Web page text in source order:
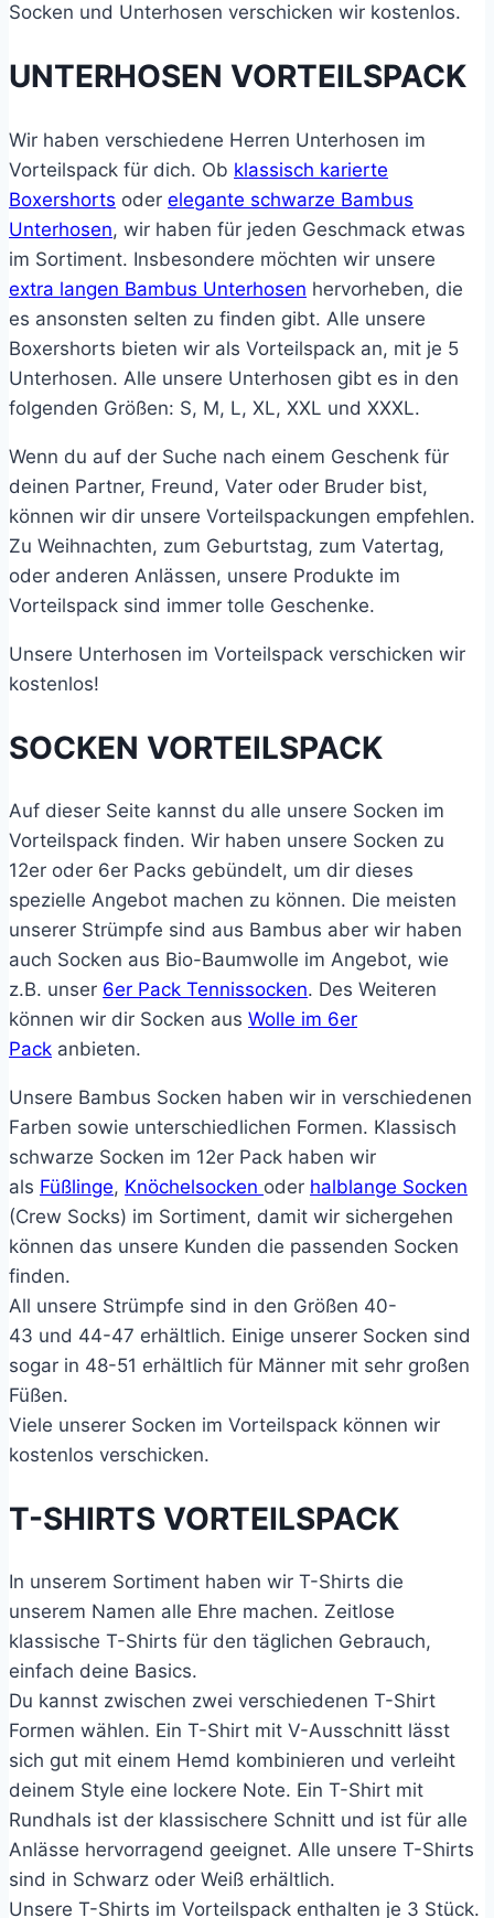
Socken und Unterhosen verschicken wir kostenlos.
UNTERHOSEN VORTEILSPACK
Wir haben verschiedene Herren Unterhosen im
Vorteilspack für dich. Ob klassisch karierte
Boxershorts oder elegante schwarze Bambus
Unterhosen, wir haben für jeden Geschmack etwas
im Sortiment. Insbesondere möchten wir unsere
extra langen Bambus Unterhosen hervorheben, die
es ansonsten selten zu finden gibt. Alle unsere
Boxershorts bieten wir als Vorteilspack an, mit je 5
Unterhosen. Alle unsere Unterhosen gibt es in den
folgenden Größen: S, M, L, XL, XXL und XXXL.
Wenn du auf der Suche nach einem Geschenk für
deinen Partner, Freund, Vater oder Bruder bist,
können wir dir unsere Vorteilspackungen empfehlen.
Zu Weihnachten, zum Geburtstag, zum Vatertag,
oder anderen Anlässen, unsere Produkte im
Vorteilspack sind immer tolle Geschenke.
Unsere Unterhosen im Vorteilspack verschicken wir
kostenlos!
SOCKEN VORTEILSPACK
Auf dieser Seite kannst du alle unsere Socken im
Vorteilspack finden. Wir haben unsere Socken zu
12er oder 6er Packs gebündelt, um dir dieses
spezielle Angebot machen zu können. Die meisten
unserer Strümpfe sind aus Bambus aber wir haben
auch Socken aus Bio-Baumwolle im Angebot, wie
z.B. unser 6er Pack Tennissocken. Des Weiteren
können wir dir Socken aus Wolle im 6er
Pack anbieten.
Unsere Bambus Socken haben wir in verschiedenen
Farben sowie unterschiedlichen Formen. Klassisch
schwarze Socken im 12er Pack haben wir
als Füßlinge, Knöchelsocken oder halblange Socken
(Crew Socks) im Sortiment, damit wir sichergehen
können das unsere Kunden die passenden Socken
finden.
All unsere Strümpfe sind in den Größen 40-
43 und 44-47 erhältlich. Einige unserer Socken sind
sogar in 48-51 erhältlich für Männer mit sehr großen
Füßen.
Viele unserer Socken im Vorteilspack können wir
kostenlos verschicken.
T-SHIRTS VORTEILSPACK
In unserem Sortiment haben wir T-Shirts die
unserem Namen alle Ehre machen. Zeitlose
klassische T-Shirts für den täglichen Gebrauch,
einfach deine Basics.
Du kannst zwischen zwei verschiedenen T-Shirt
Formen wählen. Ein T-Shirt mit V-Ausschnitt lässt
sich gut mit einem Hemd kombinieren und verleiht
deinem Style eine lockere Note. Ein T-Shirt mit
Rundhals ist der klassischere Schnitt und ist für alle
Anlässe hervorragend geeignet. Alle unsere T-Shirts
sind in Schwarz oder Weiß erhältlich.
Unsere T-Shirts im Vorteilspack enthalten je 3 Stück.